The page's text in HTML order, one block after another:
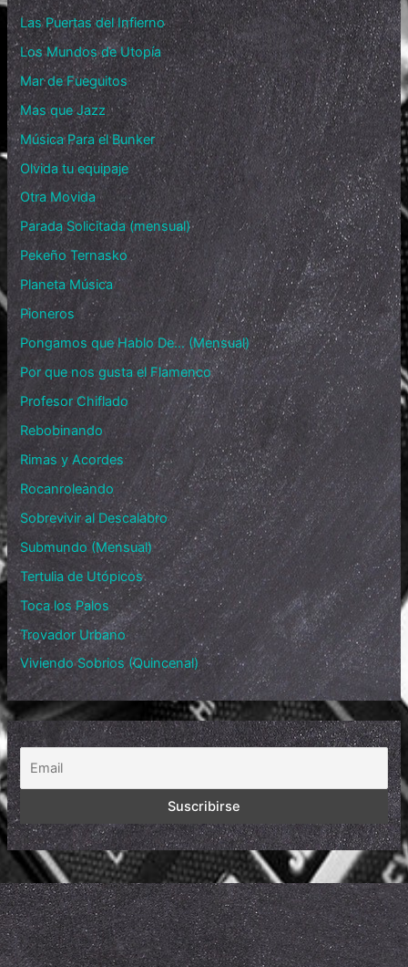
Las Puertas del Infierno
Los Mundos de Utopía
Mar de Fueguitos
Mas que Jazz
Música Para el Bunker
Olvida tu equipaje
Otra Movida
Parada Solicitada (mensual)
Pekeño Ternasko
Planeta Música
Pioneros
Pongamos que Hablo De… (Mensual)
Por que nos gusta el Flamenco
Profesor Chiflado
Rebobinando
Rimas y Acordes
Rocanroleando
Sobrevivir al Descalabro
Submundo (Mensual)
Tertulia de Utópicos
Toca los Palos
Trovador Urbano
Viviendo Sobrios (Quincenal)